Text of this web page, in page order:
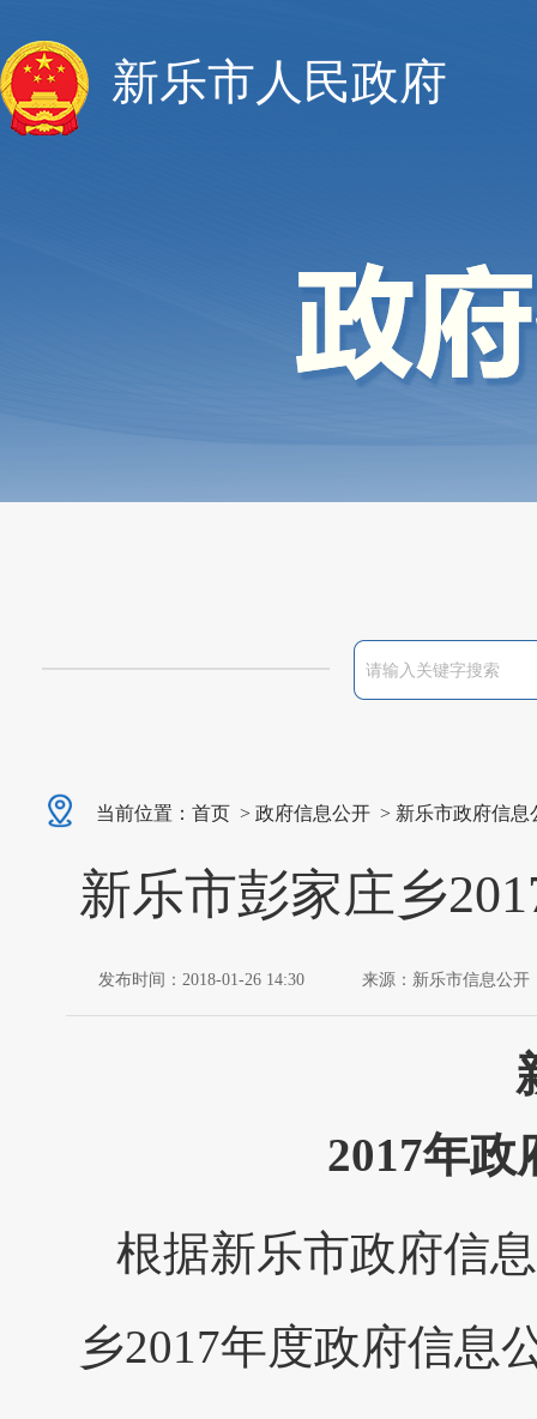
新乐市人民政府
当前位置： 首页 > 政府信息公开 > 新乐市政府信息
新乐市彭家庄乡
发布时间：2018-01-26 14:30 来源：新乐市信息公开
2017年
根据新乐市政府信
乡2017年度政府信息